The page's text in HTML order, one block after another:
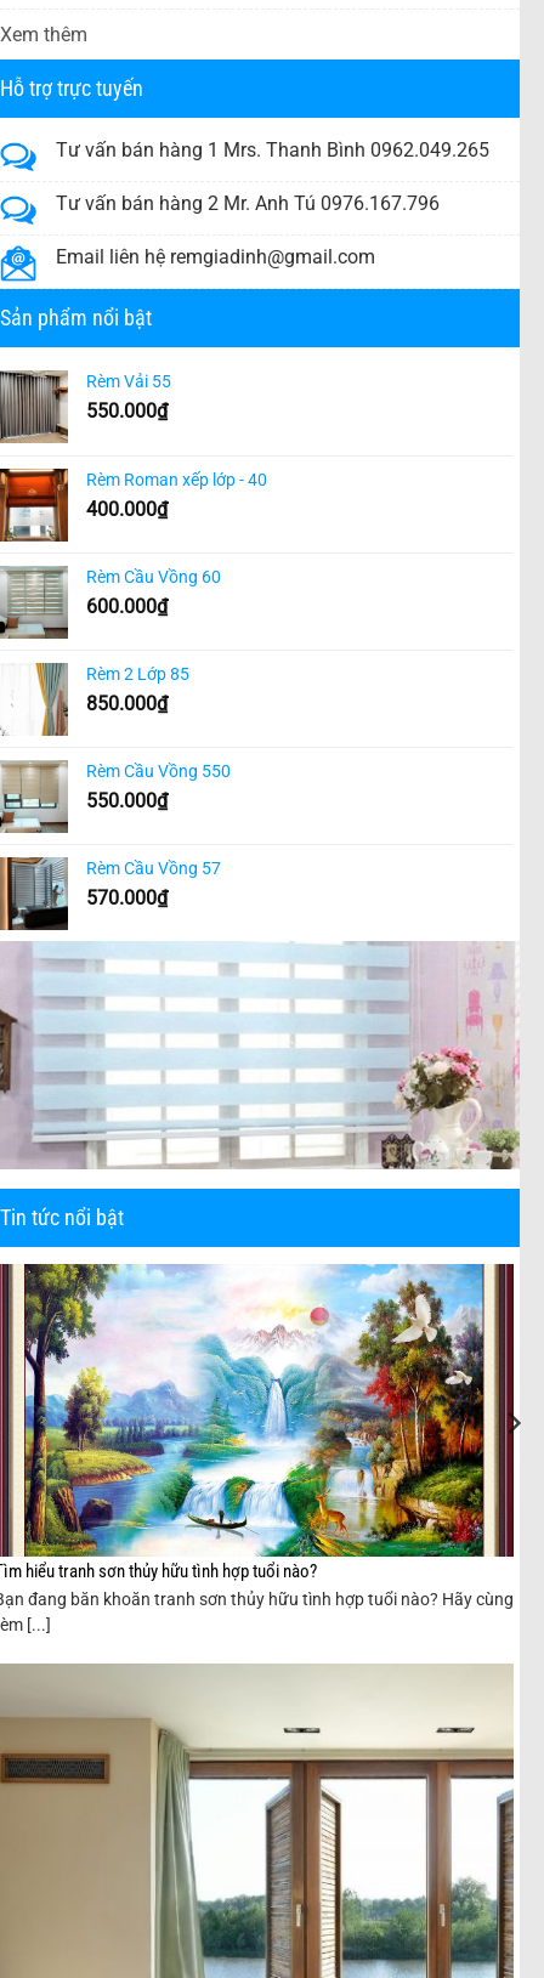
Xem thêm
Hỗ trợ trực tuyến
Tư vấn bán hàng 1 Mrs. Thanh Bình 0962.049.265
Tư vấn bán hàng 2 Mr. Anh Tú 0976.167.796
Email liên hệ remgiadinh@gmail.com
Sản phẩm nổi bật
Rèm Vải 55
550.000₫
Rèm Roman xếp lớp - 40
400.000₫
Rèm Cầu Vồng 60
600.000₫
Rèm 2 Lớp 85
850.000₫
Rèm Cầu Vồng 550
550.000₫
Rèm Cầu Vồng 57
570.000₫
Tin tức nổi bật
hiểu tranh sơn thủy hữu tình hợp tuổi nào?
đang băn khoăn tranh sơn thủy hữu tình hợp tuổi nào? Hãy cùng
[...]